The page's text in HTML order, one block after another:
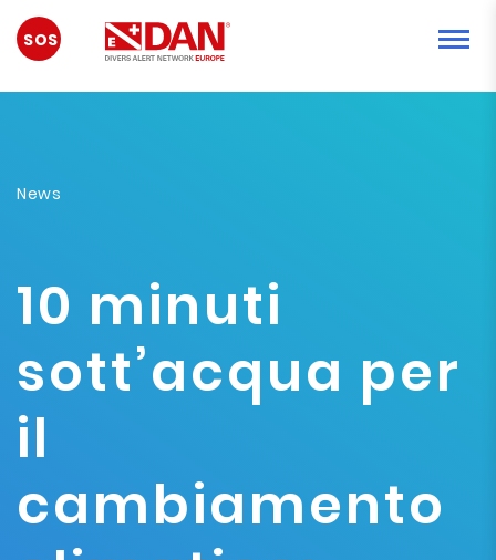
EMERGENCY
News
10 minuti
sott’acqua per
il
cambiamento